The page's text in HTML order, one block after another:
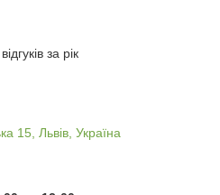
за рік
15, Львів, Україна